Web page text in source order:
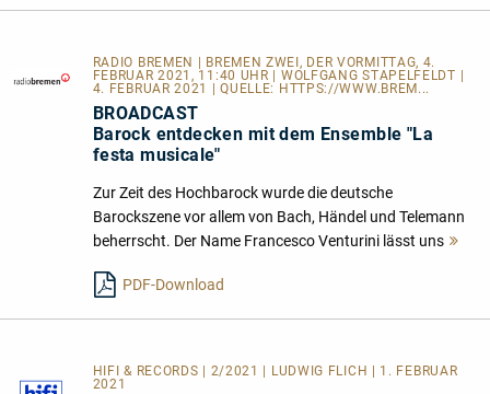
RADIO BREMEN | BREMEN ZWEI, DER VORMITTAG, 4.
FEBRUAR 2021, 11:40 UHR | WOLFGANG STAPELFELDT |
4. FEBRUAR 2021 | QUELLE: HTTPS://WWW.BREM...
BROADCAST
Barock entdecken mit dem Ensemble "La
festa musicale"
Zur Zeit des Hochbarock wurde die deutsche
Barockszene vor allem von Bach, Händel und Telemann
beherrscht. Der Name Francesco Venturini lässt uns
PDF-Download
HIFI & RECORDS | 2/2021 | LUDWIG FLICH | 1. FEBRUAR
2021